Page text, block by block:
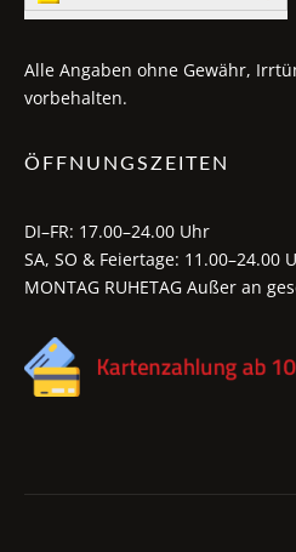
Alle Angaben ohne Gewähr,
vorbehalten.
ÖFFNUNGSZEITEN
DI–FR: 17.00–24.00 Uhr
SA, SO & Feiertage: 11.00–24.00
MONTAG RUHETAG Außer an